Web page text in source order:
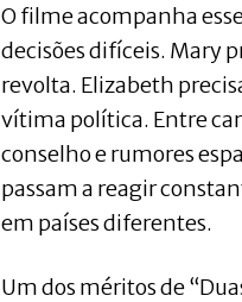
O filme acompanha
decisões difíceis. Mary
revolta. Elizabeth
vítima política. Entre
conselho e rumores
passam a reagir
em países diferentes.
Um dos méritos de